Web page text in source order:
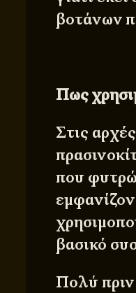
βοτάνων
Πως
Στις
που
βασικό
Πολύ πριν